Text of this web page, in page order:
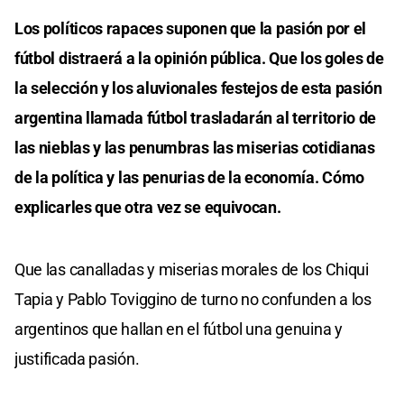
Los políticos rapaces suponen que la pasión por el
fútbol distraerá a la opinión pública. Que los goles de
la selección y los aluvionales festejos de esta pasión
argentina llamada fútbol trasladarán al territorio de
las nieblas y las penumbras las miserias cotidianas
de la política y las penurias de la economía. Cómo
explicarles que otra vez se equivocan.
Que las canalladas y miserias morales de los Chiqui
Tapia y Pablo Toviggino de turno no confunden a los
argentinos que hallan en el fútbol una genuina y
justificada pasión.